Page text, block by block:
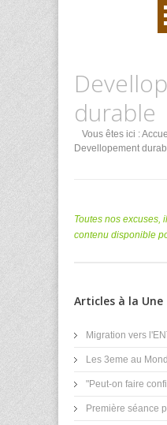
durable
Vous êtes ici :
Devellopement
Toutes nos excuses,
contenu disponible
Articles à la Une
Migration vers
Les 3eme au
"Peut-on faire
Première séance